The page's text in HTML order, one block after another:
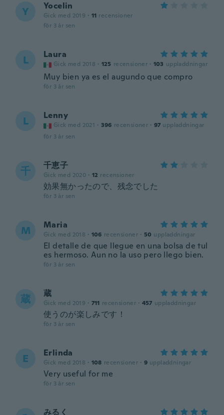
Y Yocelin
Gick med 2019 · 11 recensioner
för 3 år sen
L Laura
Gick med 2018 · 125 recensioner · 103 uppladdningar
Muy bien ya es el augundo que compro
för 3 år sen
L Lenny
Gick med 2021 · 396 recensioner · 97 uppladdningar
för 3 år sen
千 千恵子
Gick med 2020 · 12 recensioner
効果無かったので、残念でした
för 3 år sen
M Maria
Gick med 2018 · 106 recensioner · 50 uppladdningar
El detalle de que llegue en una bolsa de tul
es hermoso. Aun no la uso pero llego bien.
för 3 år sen
蔵 蔵
Gick med 2019 · 711 recensioner · 457 uppladdningar
使うのが楽しみです！
för 3 år sen
E Erlinda
Gick med 2018 · 108 recensioner · 9 uppladdningar
Very useful for me
för 3 år sen
みるく